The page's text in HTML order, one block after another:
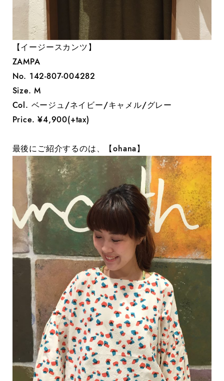
【イージースカンツ】
ZAMPA
No. 142-807-004282
Size. M
Col. ベージュ/ネイビー/キャメル/グレー
Price. ¥4,900(+tax)
最後にご紹介するのは、【ohana】